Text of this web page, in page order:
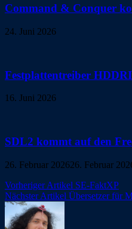
Command & Conquer
24. Juni 2026
Festplattentreiber
16. Juni 2026
SDL2 kommt auf den
26. Februar 202626. Februar
Beitragsnavigation
Vorheriger Artikel SE-FaktXP
Nächster Artikel Übersetzer für